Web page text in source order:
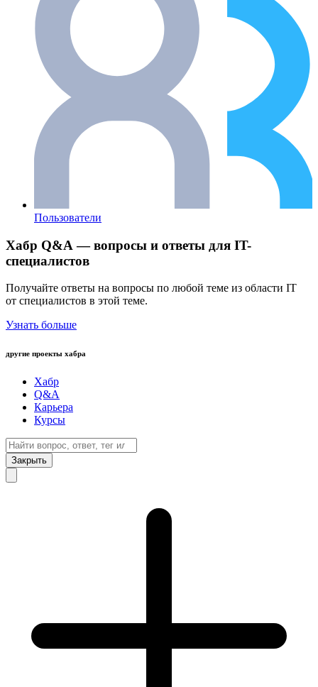
Пользователи
Хабр Q&A — вопросы и ответы для IT-
специалистов
Получайте ответы на вопросы по любой теме из области IT
от специалистов в этой теме.
Узнать больше
другие проекты хабра
Хабр
Q&A
Карьера
Курсы
Закрыть